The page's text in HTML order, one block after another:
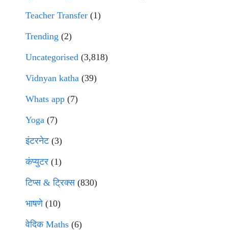
Teacher Transfer (1)
Trending (2)
Uncategorised (3,818)
Vidnyan katha (39)
Whats app (7)
Yoga (7)
इंटरनेट(3)
कंप्युटर (1)
टिप्स & ट्रिक्स(830)
भाषणे(10)
वेदिक Maths (6)